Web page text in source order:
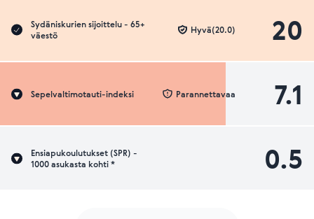
Sydäniskurien sijoittelu - 65+
väestö
20
Hyvä(20.0)
Sepelvaltimotauti-indeksi 7.1
Parannettavaa
Ensiapukoulutukset (SPR) -
1000 asukasta kohti *
0.5